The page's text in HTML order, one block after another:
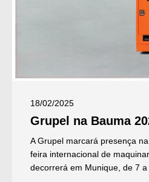
18/02/2025
Grupel na Bauma
A Grupel marcará presença
feira internacional de
decorrerá em Munique, de 7 a